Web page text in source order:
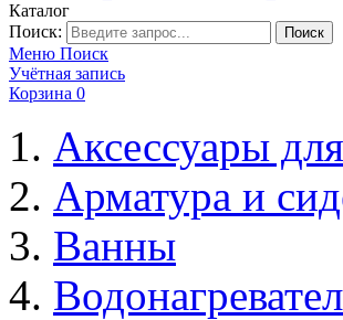
Каталог
Поиск:
Поиск
Меню Поиск
Учётная запись
Корзина 0
Аксессуары
Арматура и
Ванны